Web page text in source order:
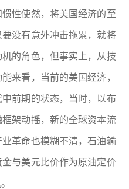
性使然，将美国经济的至
没有意外冲击拖累，就将
的角色，但事实上，从技
来看，当前的美国经济，
前期的状态，当时，以布
架动摇，新的全球资本流
革命也模糊不清，石油输
与美元比价作为原油定价